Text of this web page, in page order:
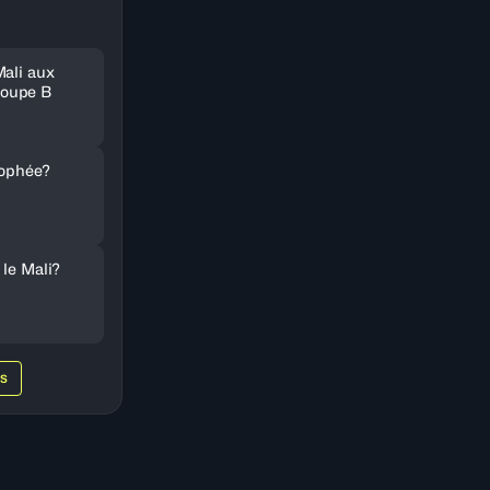
aux
B
Mali?